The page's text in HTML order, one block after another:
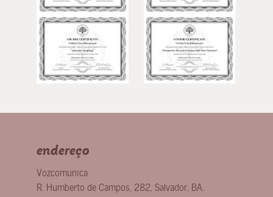
endereço
Vozcomunica
R. Humberto de Campos, 282 Salvador BA